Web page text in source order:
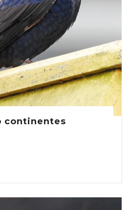
continentes